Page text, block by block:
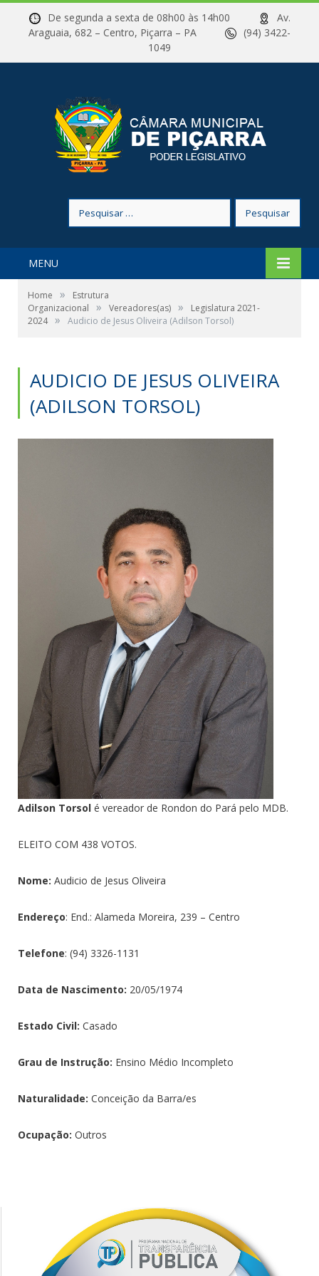
De segunda a sexta de 08h00 às 14h00
Av.
Araguaia, 682 – Centro, Piçarra – PA
(94) 3422-
1049
por:
MENU
Home »
Estrutura
Organizacional
» Vereadores(as) »
Legislatura 2021-
2024 » Audicio de Jesus Oliveira (Adilson Torsol)
AUDICIO DE JESUS OLIVEIRA
(ADILSON TORSOL)
Adilson Torsol é vereador de Rondon do Pará pelo MDB.
ELEITO COM 438 VOTOS.
Nome: Audicio de Jesus Oliveira
Endereço: End.: Alameda Moreira, 239 – Centro
Telefone: (94) 3326-1131
Data de Nascimento: 20/05/1974
Estado Civil: Casado
Grau de Instrução: Ensino Médio Incompleto
Naturalidade: Conceição da Barra/es
Ocupação: Outros